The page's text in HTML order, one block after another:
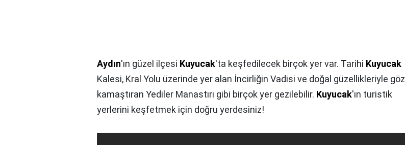
Aydın'ın güzel ilçesi Kuyucak'ta keşfedilecek birçok yer var. Tarihi Kuyucak
Kalesi, Kral Yolu üzerinde yer alan İncirliğin Vadisi ve doğal güzellikleriyle göz
kamaştıran Yediler Manastırı gibi birçok yer gezilebilir. Kuyucak'ın turistik
yerlerini keşfetmek için doğru yerdesiniz!